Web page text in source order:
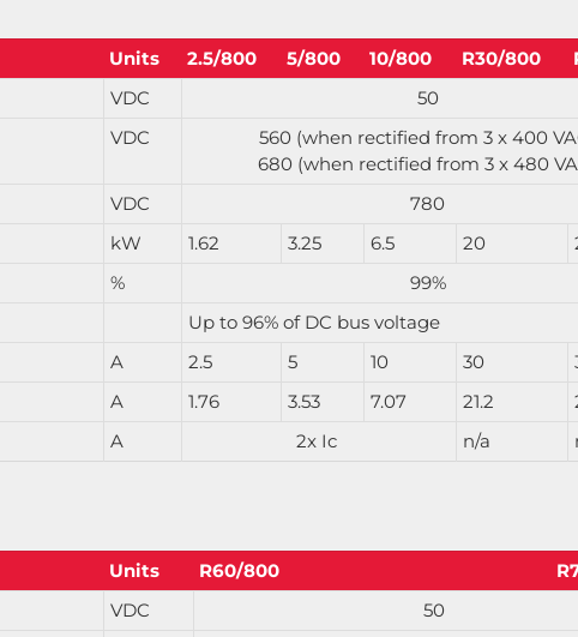
Units 2.5/800 5/800 10/800 R30/800
VDC
50
VDC
560 (when rectified from 3 x 400
680 (when rectified from 3 x 480
VDC
780
kW 1.62 3.25 6.5 20
%
99%
Up to 96% of DC bus voltage
A 2.5 5 10 30
A 1.76 3.53 7.07 21.2
A 2x Ic n/a
Units R60/800
VDC
50